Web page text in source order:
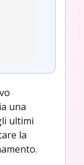
una
ultimi
la